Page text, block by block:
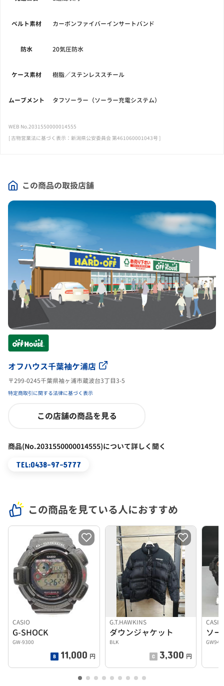
この商品の取扱店舗
オフハウス千葉袖ケ浦店
〒299-0245千葉県袖ヶ浦市蔵波台3丁目3-5
特定商取引に関する法律に基づく表示
この店舗の商品を見る
商品(No.2031550000014555)について詳しく聞く
TEL:0438-97-5777
ベルト素材 カーボンファイバーインサートバンド
防水 20気圧防水
ケース素材 樹脂／ステンレススチール
ムーブメント タフソーラー（ソーラー充電システム）
WEB No.2031550000014555
[ 古物営業法に基づく表示：新潟県公安委員会 第461060001043号 ]
この商品を見ている人におすすめ
CASIO
G-SHOCK
GW-9300
11,000 円
G.T.HAWKINS
ダウンジャケット
BLK
3,300 円
CASIO
ソ